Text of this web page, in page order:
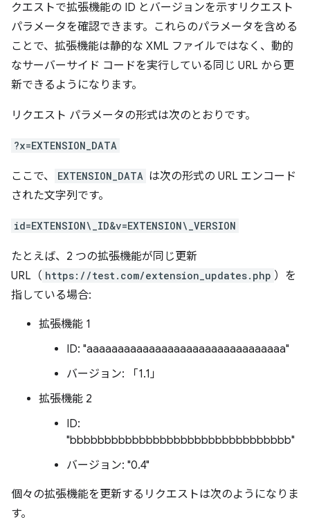
クエストで拡張機能の ID とバージョンを示すリクエスト
パラメータを確認できます。これらのパラメータを含める
ことで、拡張機能は静的な XML ファイルではなく、動的
なサーバーサイド コードを実行している同じ URL から更
新できるようになります。
リクエスト パラメータの形式は次のとおりです。
?x=EXTENSION_DATA
ここで、 EXTENSION_DATA は次の形式の URL エンコード
された文字列です。
id=EXTENSION\_ID&v=EXTENSION\_VERSION
たとえば、2 つの拡張機能が同じ更新
URL（ https://test.com/extension_updates.php ）を
指している場合:
拡張機能 1
ID: "aaaaaaaaaaaaaaaaaaaaaaaaaaaaaaaa"
バージョン: 「1.1」
拡張機能 2
ID:
"bbbbbbbbbbbbbbbbbbbbbbbbbbbbbbbb"
バージョン: "0.4"
個々の拡張機能を更新するリクエストは次のようになりま
す。